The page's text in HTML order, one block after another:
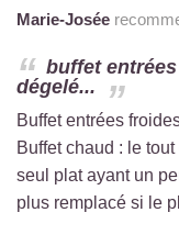
Marie-Josée
buffet
dégelé...
Buffet entrées
Buffet chaud : le
seul plat ayant un
plus remplacé si le